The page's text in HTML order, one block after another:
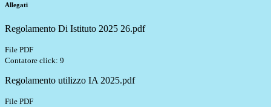
Allegati
Regolamento Di Istituto 2025 26.pdf
File PDF
Contatore click: 9
Regolamento utilizzo IA 2025.pdf
File PDF